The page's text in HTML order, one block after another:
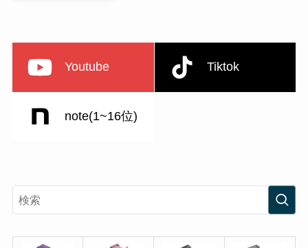
Youtube Tiktok
note(1~16位)